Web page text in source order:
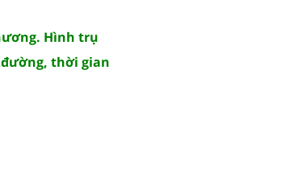
Hình trụ
đường, thời gian